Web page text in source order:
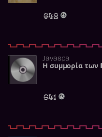
642
Javaspa
Η συμμορία των 11
641